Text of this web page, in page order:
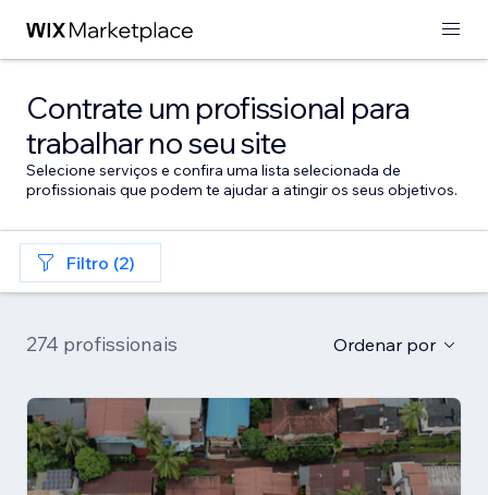
Contrate um profissional para
trabalhar no seu site
Selecione serviços e confira uma lista selecionada de
profissionais que podem te ajudar a atingir os seus objetivos.
Filtro (2)
274 profissionais Ordenar por